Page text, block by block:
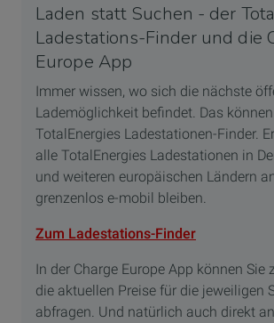
Laden statt Suchen - der
Ladestations-Finder und die
Europe App
Immer wissen, wo sich die nächste
Lademöglichkeit befindet. Das
TotalEnergies Ladestationen-Finder.
alle TotalEnergies Ladestationen in
und weiteren europäischen Ländern
grenzenlos e-mobil bleiben.
Zum Ladestations-Finder
In der Charge Europe App können Sie
die aktuellen Preise für die jeweiligen
abfragen. Und natürlich auch direkt